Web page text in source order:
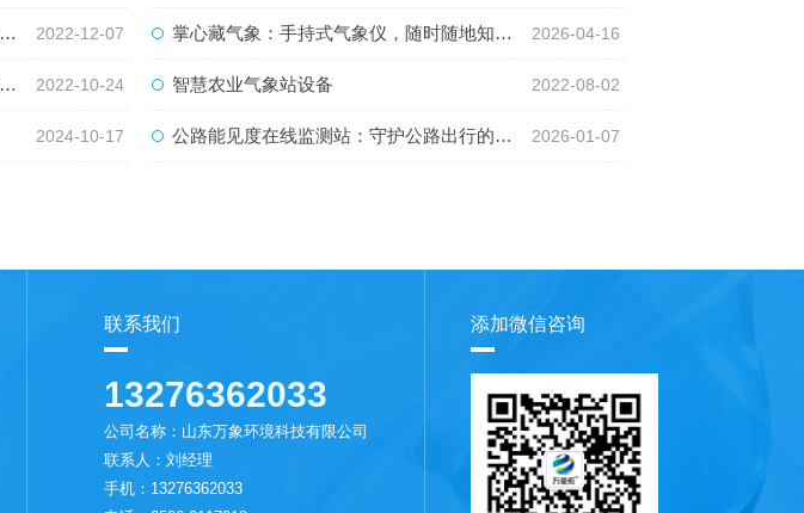
2022-12-07 掌心藏气象：手持式气象仪，随时随地知风雨 2026-04-16
2022-10-24 智慧农业气象站设备 2022-08-02
2024-10-17 公路能见度在线监测站：守护公路出行的隐形安全屏障 2026-01-07
联系我们
13276362033
公司名称：山东万象环境科技有限公司
联系人：刘经理
手机：13276362033
添加微信咨询